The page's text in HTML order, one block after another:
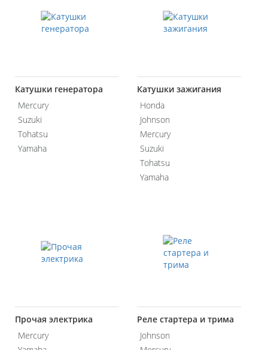
Катушки генератора
Mercury
Suzuki
Tohatsu
Yamaha
Катушки зажигания
Honda
Johnson
Mercury
Suzuki
Tohatsu
Yamaha
Прочая электрика
Mercury
Реле стартера и трима
Johnson